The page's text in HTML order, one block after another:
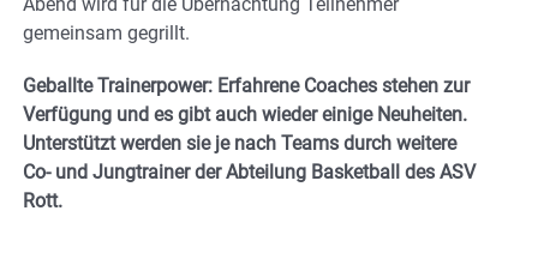
gemeinsam gegrillt.
Geballte Trainerpower: Erfahrene Coaches stehen zur
Verfügung und es gibt auch wieder einige Neuheiten.
Unterstützt werden sie je nach Teams durch weitere
Co- und Jungtrainer der Abteilung Basketball des ASV
Rott.